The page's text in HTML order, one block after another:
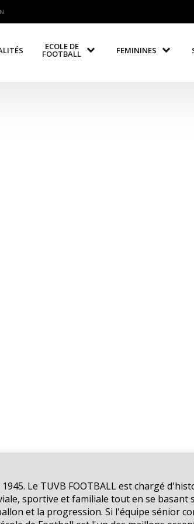
ECOLE DE
FOOTBALL FEMININES
Le TUVB FOOTBALL est chargé
sportive et familiale tout en se basant
et la progression. Si l'équipe sénior